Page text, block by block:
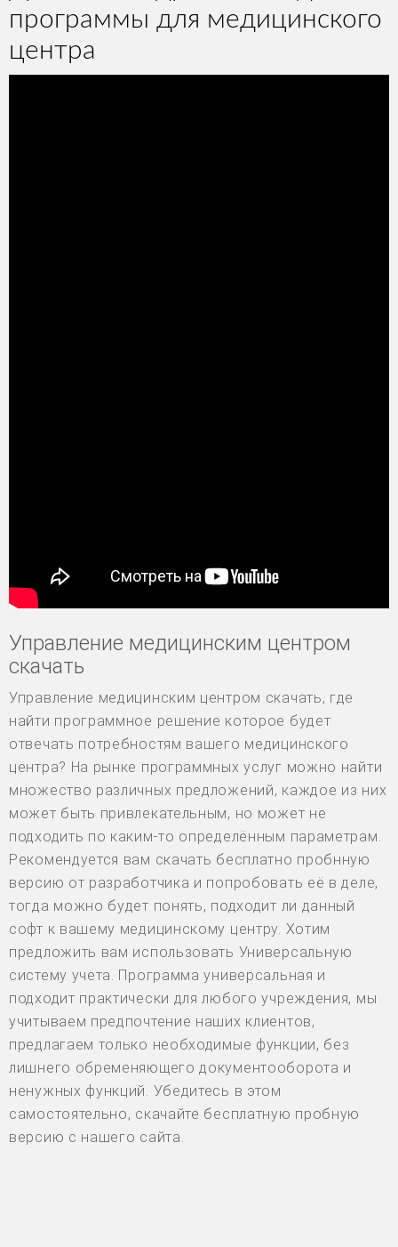
программы для медицинского
центра
Управление медицинским центром
скачать
Управление медицинским центром скачать, где
найти программное решение которое будет
отвечать потребностям вашего медицинского
центра? На рынке программных услуг можно найти
множество различных предложений, каждое из них
может быть привлекательным, но может не
подходить по каким-то определённым параметрам.
Рекомендуется вам скачать бесплатно пробнную
версию от разработчика и попробовать её в деле,
тогда можно будет понять, подходит ли данный
софт к вашему медицинскому центру. Хотим
предложить вам использовать Универсальную
систему учета. Программа универсальная и
подходит практически для любого учреждения, мы
учитываем предпочтение наших клиентов,
предлагаем только необходимые функции, без
лишнего обременяющего документооборота и
ненужных функций. Убедитесь в этом
самостоятельно, скачайте бесплатную пробную
версию с нашего сайта.